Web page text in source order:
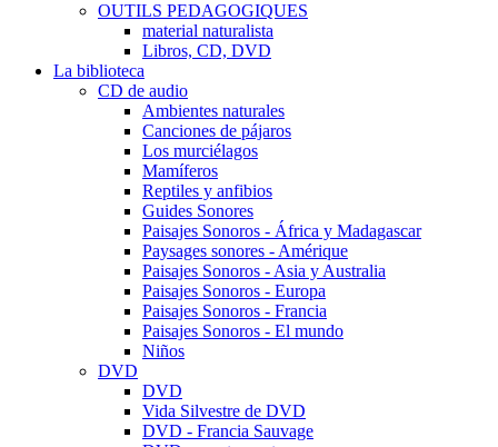
OUTILS PEDAGOGIQUES
material naturalista
Libros, CD, DVD
La biblioteca
CD de audio
Ambientes naturales
Canciones de pájaros
Los murciélagos
Mamíferos
Reptiles y anfibios
Guides Sonores
Paisajes Sonoros - África y Madagascar
Paysages sonores - Amérique
Paisajes Sonoros - Asia y Australia
Paisajes Sonoros - Europa
Paisajes Sonoros - Francia
Paisajes Sonoros - El mundo
Niños
DVD
DVD
Vida Silvestre de DVD
DVD - Francia Sauvage